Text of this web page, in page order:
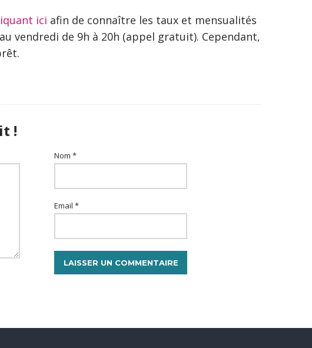
ici afin de connaître les taux et mensualités
vendredi de 9h à 20h (appel gratuit). Cependant,
!
Nom *
Email *